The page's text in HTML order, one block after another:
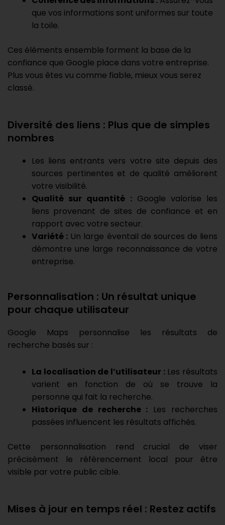
que vos informations sont uniformes sur toute
la toile.
Ces éléments ensemble forment la base de la
confiance que Google place dans votre entreprise.
Plus vous êtes vu comme fiable, mieux vous serez
classé.
Diversité des liens : Plus que de simples
nombres
Les liens entrants vers votre site depuis des
sources pertinentes et de qualité améliorent
votre visibilité.
Qualité sur quantité :Google valorise les
liens provenant de sites de confiance et en
rapport avec votre secteur.
Variété : Un large éventail de sources de liens
démontre une large reconnaissance de votre
entreprise.
Personnalisation : Un résultat unique
pour chaque utilisateur
Google Maps personnalise les résultats de
recherche basés sur :
La localisation de l’utilisateur :Les résultats
varient en fonction de où se trouve la
personne qui fait la recherche.
Historique de recherche : Les recherches
passées influencent les résultats affichés.
Cette personnalisation rend crucial de viser
précisément le référencement local pour être
visible par votre public cible.
Mises à jour en temps réel : Restez actifs